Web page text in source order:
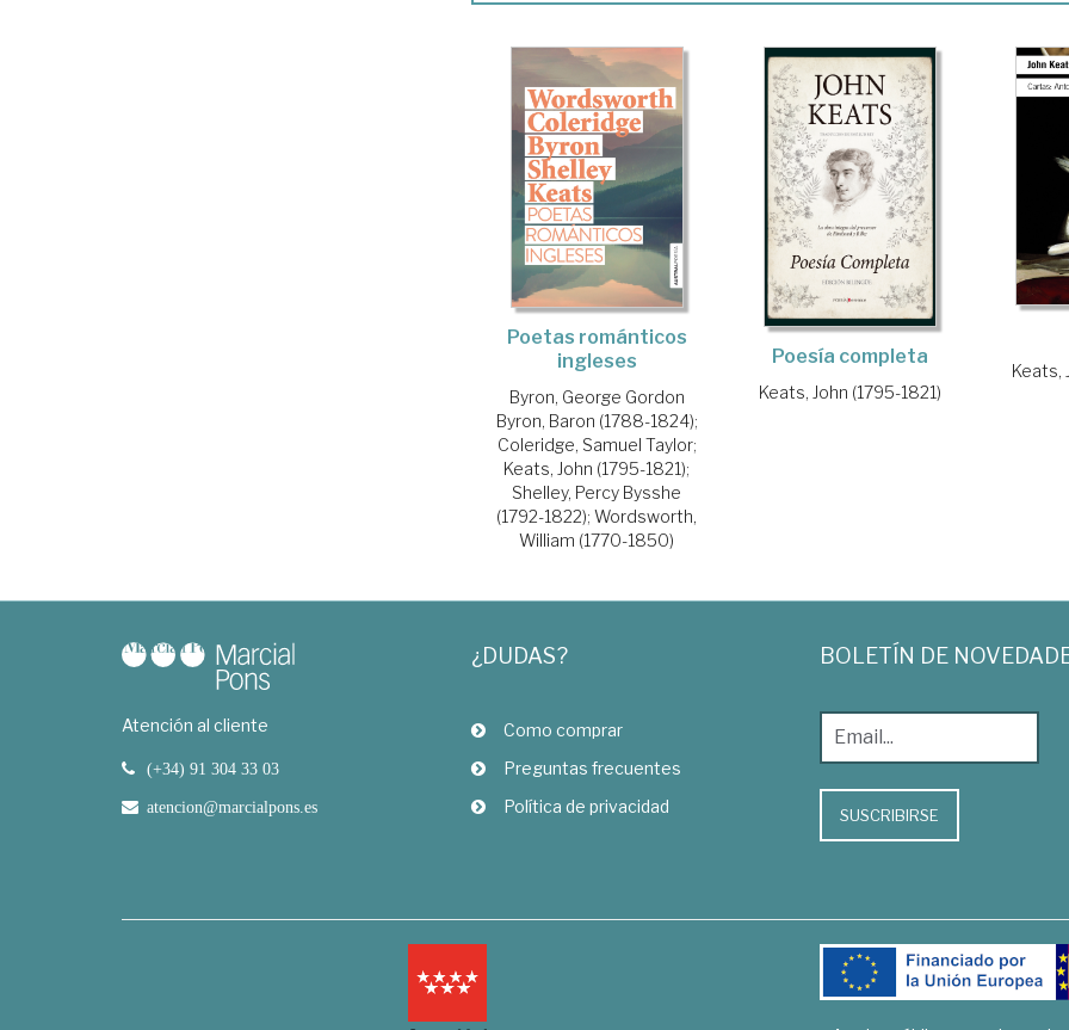
Poetas románticos
ingleses
Byron, George Gordon
Byron, Baron (1788-1824);
Coleridge, Samuel Taylor;
Keats, John (1795-1821);
Shelley, Percy Bysshe
(1792-1822);Wordsworth,
William (1770-1850)
Poesía completa
Keats, John (1795-1821)
Keats,
Atención al cliente
(+34) 91 304 33 03
atencion@marcialpons.es
¿DUDAS?
Como comprar
Preguntas frecuentes
Política de privacidad
BOLETÍN DE
SUSCRIBIRSE